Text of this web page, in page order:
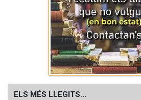
ELS MÉS LLEGITS...